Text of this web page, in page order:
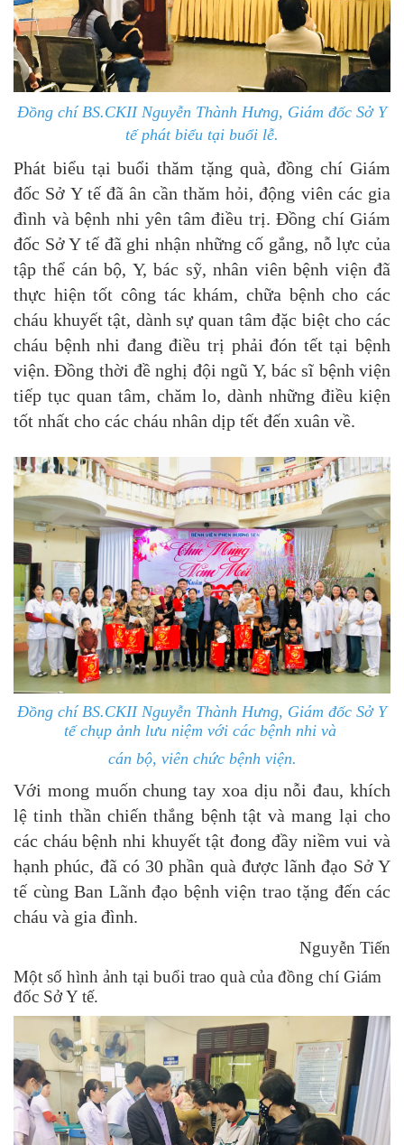
Đồng chí BS.CKII Nguyễn Thành Hưng, Giám đốc Sở Y
tế phát biểu tại buổi lễ.
Phát biểu tại buổi thăm tặng quà, đồng chí Giám
đốc Sở Y tế đã ân cần thăm hỏi, động viên các gia
đình và bệnh nhi yên tâm điều trị. Đồng chí Giám
đốc Sở Y tế đã ghi nhận những cố gắng, nỗ lực của
tập thể cán bộ, Y, bác sỹ, nhân viên bệnh viện đã
thực hiện tốt công tác khám, chữa bệnh cho các
cháu khuyết tật, dành sự quan tâm đặc biệt cho các
cháu bệnh nhi đang điều trị phải đón tết tại bệnh
viện. Đồng thời đề nghị đội ngũ Y, bác sĩ bệnh viện
tiếp tục quan tâm, chăm lo, dành những điều kiện
tốt nhất cho các cháu nhân dịp tết đến xuân về.
Đồng chí BS.CKII Nguyễn Thành Hưng, Giám đốc Sở Y
tế chụp ảnh lưu niệm với các bệnh nhi và
cán bộ, viên chức bệnh viện.
Với mong muốn chung tay xoa dịu nỗi đau, khích
lệ tinh thần chiến thắng bệnh tật và mang lại cho
các cháu bệnh nhi khuyết tật đong đầy niềm vui và
hạnh phúc, đã có 30 phần quà được lãnh đạo Sở Y
tế cùng Ban Lãnh đạo bệnh viện trao tặng đến các
cháu và gia đình.
Nguyễn Tiến
Một số hình ảnh tại buổi trao quà của đồng chí Giám
đốc Sở Y tế.